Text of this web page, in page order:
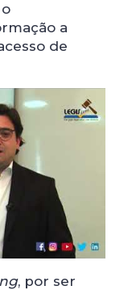
a
de
, por ser